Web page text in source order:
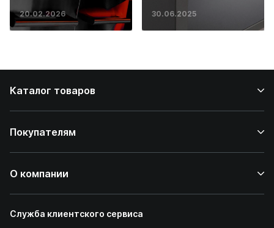
основ инженерии
до ресторанных
20.02.2026 30.06.2025
Каталог товаров
Покупателям
О компании
Служба клиентского сервиса